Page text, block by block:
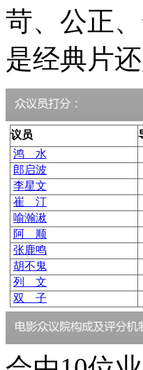
苛、公正
是经典片
议员
鸿 水
郎启波
李星文
崔 汀
喻瀚湫
阿 顺
张鹿鸣
胡不鬼
列 文
双 子